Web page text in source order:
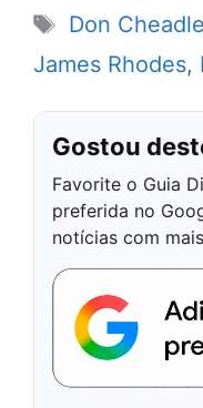
Tags
Don Cheadle
James Rhodes,
Gostou
Favorite o Guia
preferida no
notícias com